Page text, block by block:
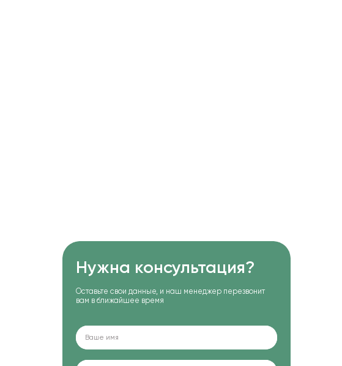
Нужна консультация?
Оставьте свои данные, и наш менеджер перезвонит
вам в ближайшее время